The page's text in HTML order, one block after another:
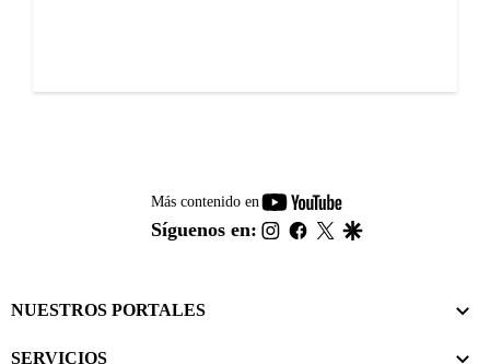
Más contenido en
youtube-
footer
Síguenos en: instagram
facebook
twitter
NUESTROS PORTALES
SERVICIOS